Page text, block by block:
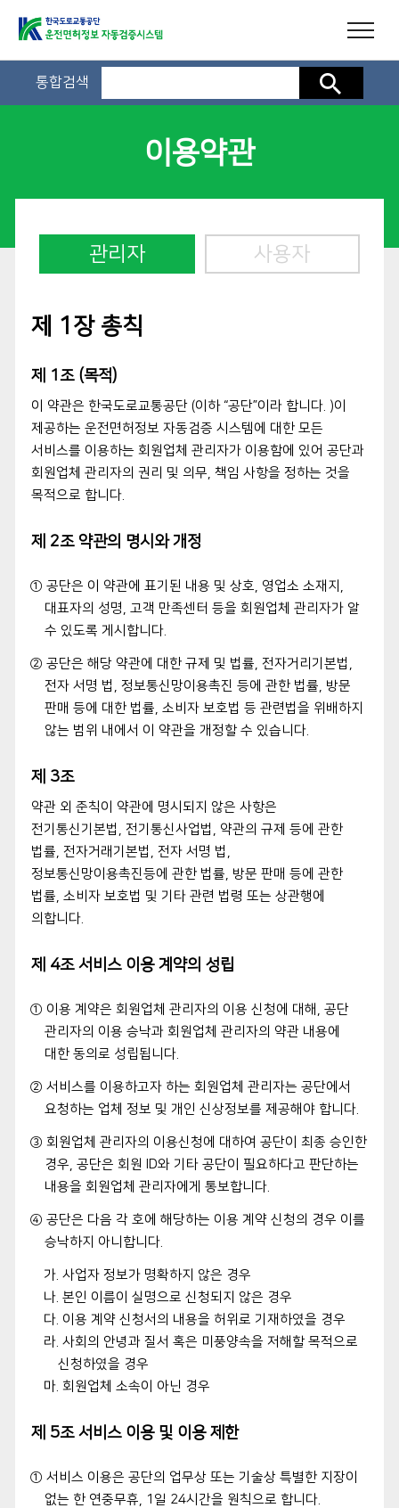
통합검색 검색
이용약관
관리자 사용자
제 1장 총칙
제 1조 (목적)
이 약관은 한국도로교통공단 (이하 “공단”이라 합니다. )이
제공하는 운전면허정보 자동검증 시스템에 대한 모든
서비스를 이용하는 회원업체 관리자가 이용함에 있어 공단과
회원업체 관리자의 권리 및 의무, 책임 사항을 정하는 것을
목적으로 합니다.
제 2조 약관의 명시와 개정
① 공단은 이 약관에 표기된 내용 및 상호, 영업소 소재지,
대표자의 성명, 고객 만족센터 등을 회원업체 관리자가 알
수 있도록 게시합니다.
② 공단은 해당 약관에 대한 규제 및 법률, 전자거리기본법,
전자 서명 법, 정보통신망이용촉진 등에 관한 법률, 방문
판매 등에 대한 법률, 소비자 보호법 등 관련법을 위배하지
않는 범위 내에서 이 약관을 개정할 수 있습니다.
제 3조
약관 외 준칙이 약관에 명시되지 않은 사항은
전기통신기본법, 전기통신사업법, 약관의 규제 등에 관한
법률, 전자거래기본법, 전자 서명 법,
정보통신망이용촉진등에 관한 법률, 방문 판매 등에 관한
법률, 소비자 보호법 및 기타 관련 법령 또는 상관행에
의합니다.
제 4조 서비스 이용 계약의 성립
① 이용 계약은 회원업체 관리자의 이용 신청에 대해, 공단
관리자의 이용 승낙과 회원업체 관리자의 약관 내용에
대한 동의로 성립됩니다.
② 서비스를 이용하고자 하는 회원업체 관리자는 공단에서
요청하는 업체 정보 및 개인 신상정보를 제공해야 합니다.
③ 회원업체 관리자의 이용신청에 대하여 공단이 최종 승인한
경우, 공단은 회원 ID와 기타 공단이 필요하다고 판단하는
내용을 회원업체 관리자에게 통보합니다.
④ 공단은 다음 각 호에 해당하는 이용 계약 신청의 경우 이를
승낙하지 아니합니다.
가. 사업자 정보가 명확하지 않은 경우
나. 본인 이름이 실명으로 신청되지 않은 경우
다. 이용 계약 신청서의 내용을 허위로 기재하였을 경우
라. 사회의 안녕과 질서 혹은 미풍양속을 저해할 목적으로
신청하였을 경우
마. 회원업체 소속이 아닌 경우
제 5조 서비스 이용 및 이용 제한
① 서비스 이용은 공단의 업무상 또는 기술상 특별한 지장이
없는 한 연중무휴, 1일 24시간을 원칙으로 합니다.